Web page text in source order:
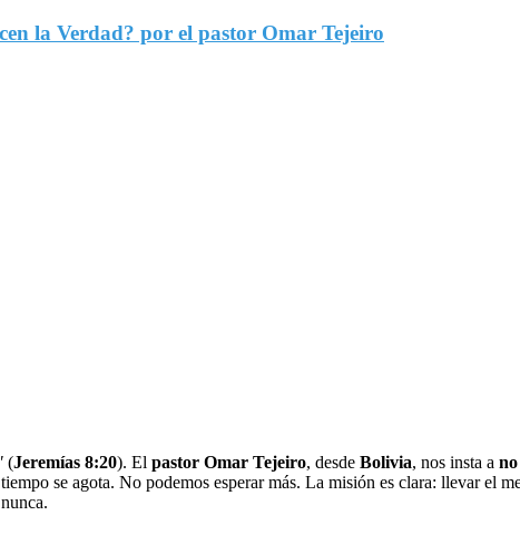
la Verdad? por el pastor Omar Tejeiro
(Jeremías 8:20). El pastor Omar Tejeiro, desde Bolivia, nos insta a
se agota. No podemos esperar más. La misión es clara: llevar el